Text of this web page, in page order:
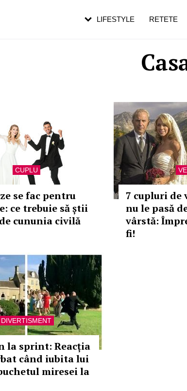
CUPLU
se fac pentru
ce trebuie să știi
cununia civilă
7 cupluri de
nu le pasă
vârstă:
fi!
DIVERTISMENT
la sprint: Reacția
când iubita lui
miresei la
LIFESTYLE RETETE
pe măsură ce înaintezi în vârstă
de